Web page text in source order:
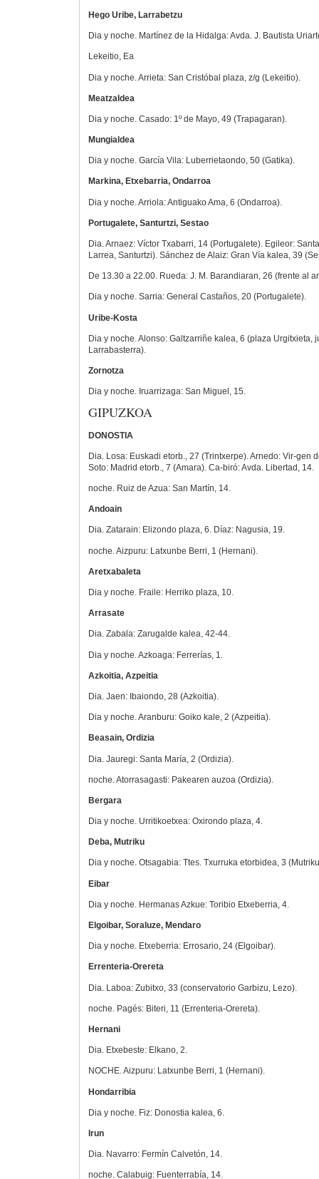
Hego Uribe, Larrabetzu
Dia y noche. Martínez de la Hidalga: Avda. J. Bautista
Lekeitio, Ea
Dia y noche. Arrieta: San Cristóbal plaza, z/g (Lekeitio).
Meatzaldea
Dia y noche. Casado: 1º de Mayo, 49 (Trapagaran).
Mungialdea
Dia y noche. García Vila: Luberrietaondo, 50 (Gatika).
Markina, Etxebarria, Ondarroa
Dia y noche. Arriola: Antiguako Ama, 6 (Ondarroa).
Portugalete, Santurtzi, Sestao
Dia. Arnaez: Víctor Txabarri, 14 (Portugalete). Egileor:
Larrea, Santurtzi). Sánchez de Alaiz: Gran Vía kalea, 39
De 13.30 a 22.00. Rueda: J. M. Barandiaran, 26 (frente al
Dia y noche. Sarria: General Castaños, 20 (Portugalete).
Uribe-Kosta
Dia y noche. Alonso: Galtzarriñe kalea, 6 (plaza Urgitxieta,
Larrabasterra).
Zornotza
Dia y noche. Iruarrizaga: San Miguel, 15.
GIPUZKOA
DONOSTIA
Dia. Losa: Euskadi etorb., 27 (Trintxerpe). Arnedo: Vir-gen
Soto: Madrid etorb., 7 (Amara). Ca-biró: Avda. Libertad, 14.
noche. Ruiz de Azua: San Martín, 14.
Andoain
Dia. Zatarain: Elizondo plaza, 6. Díaz: Nagusia, 19.
noche. Aizpuru: Latxunbe Berri, 1 (Hernani).
Aretxabaleta
Dia y noche. Fraile: Herriko plaza, 10.
Arrasate
Dia. Zabala: Zarugalde kalea, 42-44.
Dia y noche. Azkoaga: Ferrerías, 1.
Azkoitia, Azpeitia
Dia. Jaen: Ibaiondo, 28 (Azkoitia).
Dia y noche. Aranburu: Goiko kale, 2 (Azpeitia).
Beasain, Ordizia
Dia. Jauregi: Santa María, 2 (Ordizia).
noche. Atorrasagasti: Pakearen auzoa (Ordizia).
Bergara
Dia y noche. Urritikoetxea: Oxirondo plaza, 4.
Deba, Mutriku
Dia y noche. Otsagabia: Ttes. Txurruka etorbidea, 3
Eibar
Dia y noche. Hermanas Azkue: Toribio Etxeberria, 4.
Elgoibar, Soraluze, Mendaro
Dia y noche. Etxeberria: Errosario, 24 (Elgoibar).
Errenteria-Orereta
Dia. Laboa: Zubitxo, 33 (conservatorio Garbizu, Lezo).
noche. Pagés: Biteri, 11 (Errenteria-Orereta).
Hernani
Dia. Etxebeste: Elkano, 2.
NOCHE. Aizpuru: Latxunbe Berri, 1 (Hernani).
Hondarribia
Dia y noche. Fiz: Donostia kalea, 6.
Irun
Dia. Navarro: Fermín Calvetón, 14.
noche. Calabuig: Fuenterrabía, 14.